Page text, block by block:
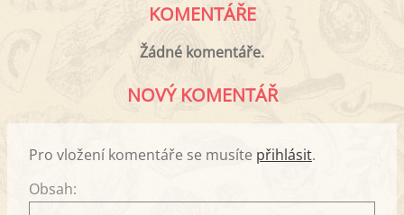
KOMENTÁŘE
Žádné komentáře.
NOVÝ KOMENTÁŘ
Pro vložení komentáře se musíte přihlásit.
Obsah: